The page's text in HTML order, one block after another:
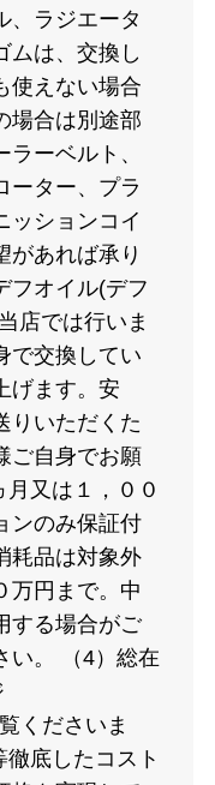
、ラジエータ
ムは、交換し
使えない場合
場合は別途部
ーベルト、
ーター、プラ
ッションコイ
があれば承り
フオイル(デフ
店では行いま
で交換してい
げます。安
りいただくた
ご自身でお願
又は１，００
ンのみ保証付
耗品は対象外
万円まで。中
する場合がご
い。 （4）総在
くださいま
底したコスト